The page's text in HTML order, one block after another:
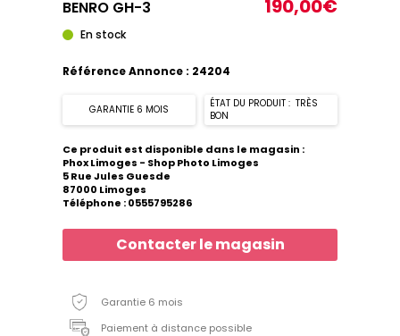
BENRO GH-3 190,00€
En stock
Référence Annonce : 24204
GARANTIE 6 MOIS
ÉTAT DU PRODUIT : TRÈS
BON
Ce produit est disponible dans le magasin :
Phox Limoges - Shop Photo Limoges
5 Rue Jules Guesde
87000 Limoges
Téléphone : 0555795286
Contacter le magasin
Garantie 6 mois
Paiement à distance possible